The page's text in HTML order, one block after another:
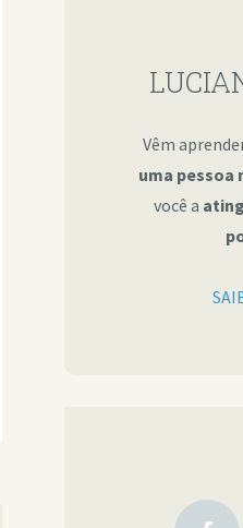
Vêm
uma pessoa
você a